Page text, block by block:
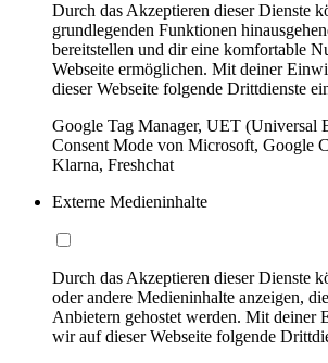
Durch das Akzeptieren dieser Dienste
grundlegenden Funktionen
bereitstellen und dir eine komfortable
Webseite ermöglichen. Mit deiner
dieser Webseite folgende Drittdienste
Google Tag Manager, UET (Universal
Consent Mode von Microsoft, Google
Klarna, Freshchat
Externe Medieninhalte
Durch das Akzeptieren dieser Dienste
oder andere Medieninhalte anzeigen,
Anbietern gehostet werden. Mit deiner
wir auf dieser Webseite folgende